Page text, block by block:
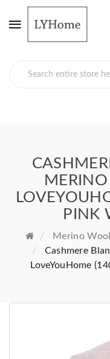
PINK
Merino
Cashmere
LoveYouHome